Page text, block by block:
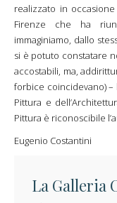
realizzato in occasione
Firenze che ha
immaginiamo, dallo
si è potuto constatare
accostabili, ma,
forbice coincidevano)
Pittura e
Pittura è riconoscibile
Eugenio Costantini
La Galleria